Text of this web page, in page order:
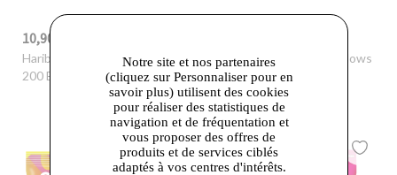
10,90 €
Haribo
- Mao Croqui Fruits
200 Bonbons
Haribo- Haribo Chamallows
L'Original 210 Bonbons
Notre site et nos partenaires
(cliquez sur Personnaliser pour en
savoir plus) utilisent des cookies
pour réaliser des statistiques de
navigation et de fréquentation et
vous proposer des offres de
produits et de services ciblés
adaptés à vos centres d'intérêts.